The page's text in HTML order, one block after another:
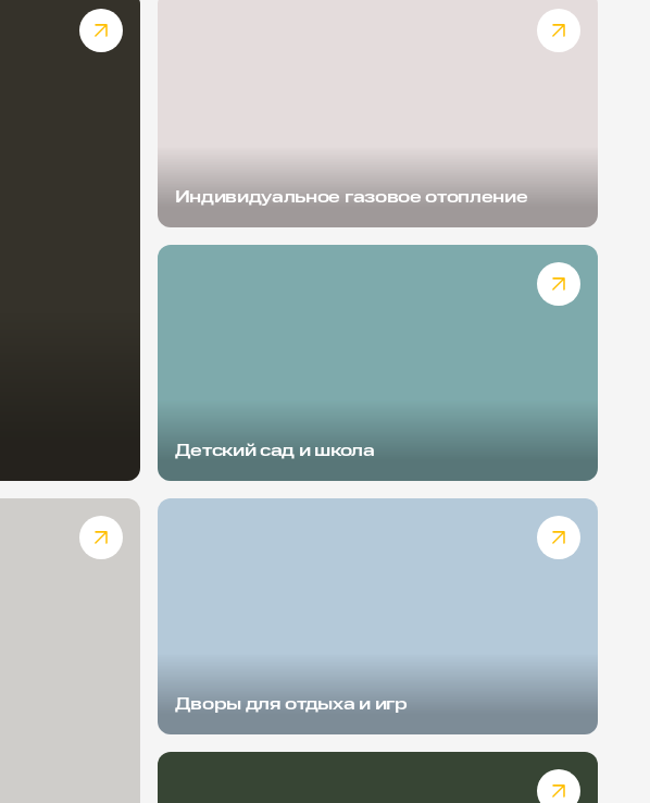
Индивидуальное газовое отопление
Детский сад и школа
Дворы для отдыха и игр